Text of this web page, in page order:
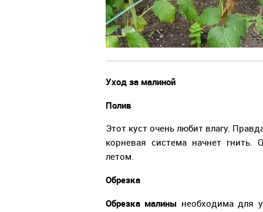
Уход за малиной
Полив
Этот куст очень любит влагу.
корневая система начнет
летом.
Обрезка
Обрезка малины необходима для